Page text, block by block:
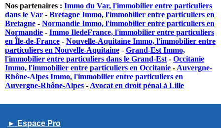
Nos partenaires : Immo du Var, l'immobilier entre particuliers
dans le Var - Bretagne Immo, l'immobilier entre particuliers en
Bretagne - Normandie Immo, l'immobilier entre particuliers en
Normandie - Immo IledeFrance, l'immobilier entre particuliers
en Île-de-France - Nouvelle-Aquitaine Immo, l'immobilier entre
particuliers en Nouvelle-Aquitaine - Grand-Est Immo,
l'immobilier entre particuliers dans le Grand-Est - Occitanie
Immo, l'immobilier entre particuliers en Occitanie - Auvergne-
Rhône-Alpes Immo, l'immobilier entre particuliers en
Auvergne-Rhône-Alpes - Avocat en droit pénal à Lille
► Espace Pro